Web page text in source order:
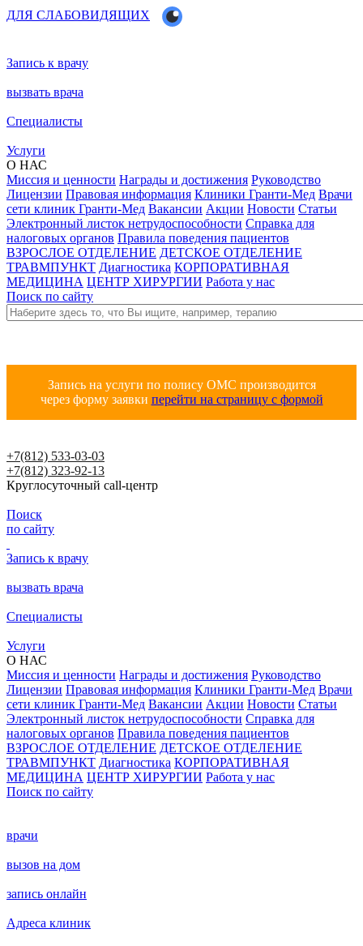
ДЛЯ СЛАБОВИДЯЩИХ
Запись к врачу
вызвать врача
Специалисты
Услуги
О НАС
Миссия и ценности Награды и достижения Руководство
Лицензии Правовая информация Клиники Гранти-Мед Врачи
сети клиник Гранти-Мед Вакансии Акции Новости Статьи
Электронный листок нетрудоспособности Справка для
налоговых органов Правила поведения пациентов
ВЗРОСЛОЕ ОТДЕЛЕНИЕ ДЕТСКОЕ ОТДЕЛЕНИЕ
ТРАВМПУНКТ Диагностика КОРПОРАТИВНАЯ
МЕДИЦИНА ЦЕНТР ХИРУРГИИ Работа у нас
Поиск по сайту
Запись на услуги по полису ОМС производится
через форму заявки перейти на страницу с формой
+7(812) 533-03-03
+7(812) 323-92-13
Круглосуточный call-центр
Поиск
по сайту
Запись к врачу
вызвать врача
Специалисты
Услуги
О НАС
Миссия и ценности Награды и достижения Руководство
Лицензии Правовая информация Клиники Гранти-Мед Врачи
сети клиник Гранти-Мед Вакансии Акции Новости Статьи
Электронный листок нетрудоспособности Справка для
налоговых органов Правила поведения пациентов
ВЗРОСЛОЕ ОТДЕЛЕНИЕ ДЕТСКОЕ ОТДЕЛЕНИЕ
ТРАВМПУНКТ Диагностика КОРПОРАТИВНАЯ
МЕДИЦИНА ЦЕНТР ХИРУРГИИ Работа у нас
Поиск по сайту
врачи
вызов на дом
запись онлайн
Адреса клиник